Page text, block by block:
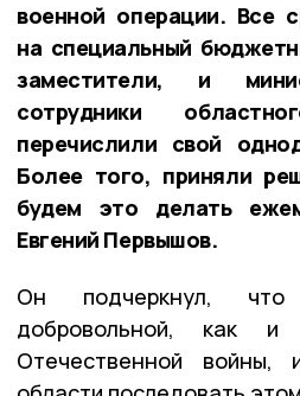
военной операции. Все
на специальный
заместители, и
сотрудники
перечислили свой
Более того, приняли
будем это делать
Евгений Первышов.
Он подчеркнул, что
добровольной, как
Отечественной войны,